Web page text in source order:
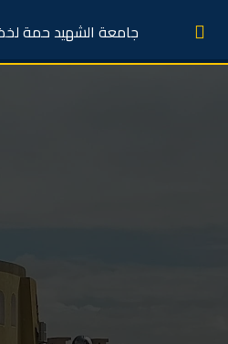
جامعة الشهيد حمة